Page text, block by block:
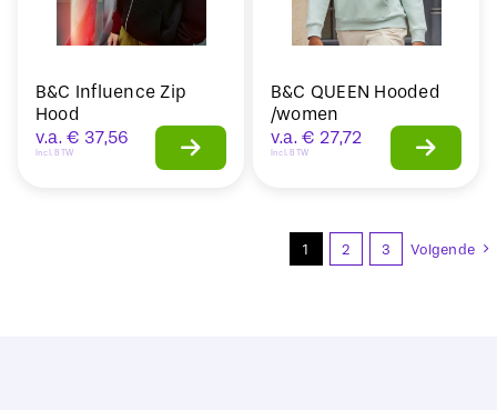
B&C Influence Zip
Hood
v.a. € 37,56
Incl. BTW
B&C QUEEN Hooded
/women
v.a. € 27,72
Incl. BTW
1 2 3 Volgende